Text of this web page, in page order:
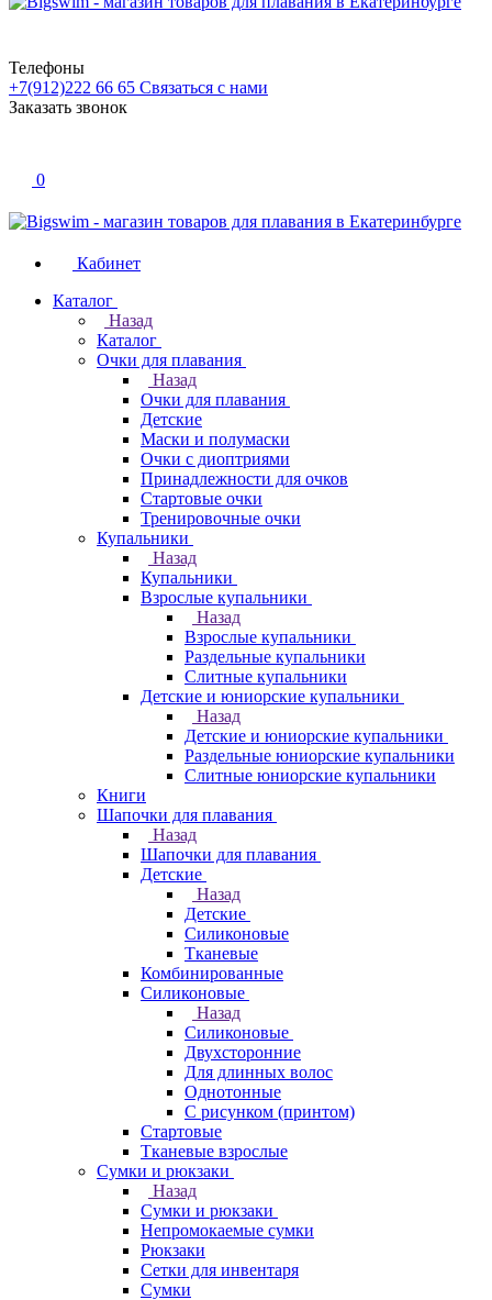
Телефоны
+7(912)222 66 65 Связаться с нами
Заказать звонок
0
Кабинет
Каталог
Назад
Каталог
Очки для плавания
Назад
Очки для плавания
Детские
Маски и полумаски
Очки с диоптриями
Принадлежности для очков
Стартовые очки
Тренировочные очки
Купальники
Назад
Купальники
Взрослые купальники
Назад
Взрослые купальники
Раздельные купальники
Слитные купальники
Детские и юниорские купальники
Назад
Детские и юниорские купальники
Раздельные юниорские купальники
Слитные юниорские купальники
Книги
Шапочки для плавания
Назад
Шапочки для плавания
Детские
Назад
Детские
Силиконовые
Тканевые
Комбинированные
Силиконовые
Назад
Силиконовые
Двухсторонние
Для длинных волос
Однотонные
С рисунком (принтом)
Стартовые
Тканевые взрослые
Сумки и рюкзаки
Назад
Сумки и рюкзаки
Непромокаемые сумки
Рюкзаки
Сетки для инвентаря
Сумки